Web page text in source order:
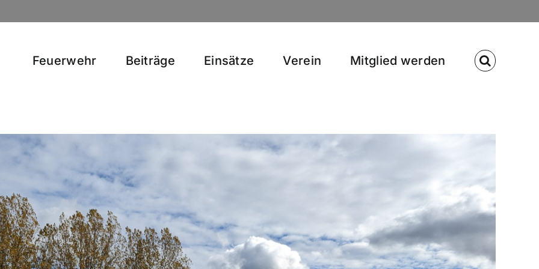
Feuerwehr Beiträge Einsätze Verein Mitglied werden